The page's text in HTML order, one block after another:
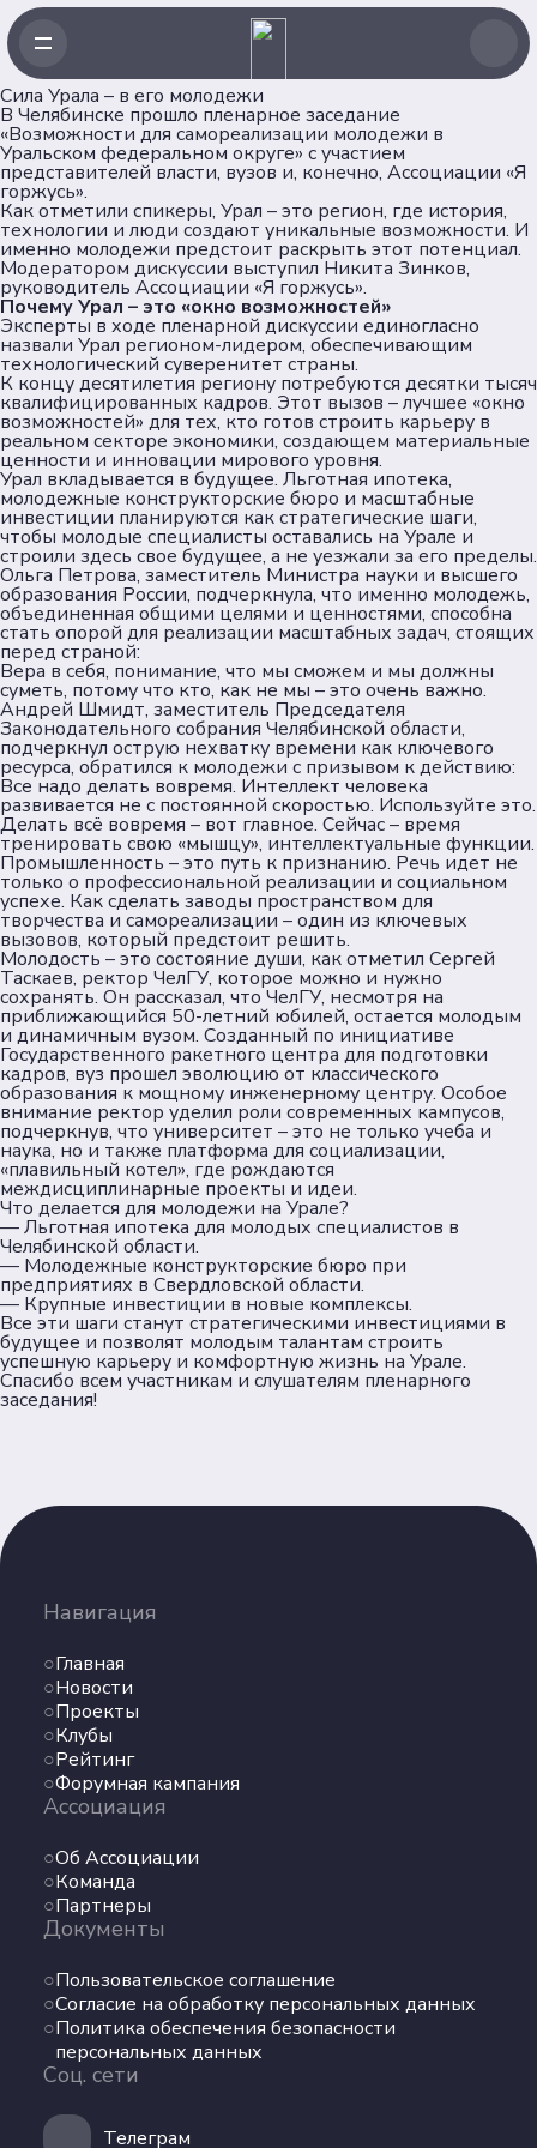
Сила Урала – в его молодежи
В Челябинске прошло пленарное заседание
«Возможности для самореализации молодежи в
Уральском федеральном округе» с участием
представителей власти, вузов и, конечно, Ассоциации «Я
горжусь».
Как отметили спикеры, Урал – это регион, где история,
технологии и люди создают уникальные возможности. И
именно молодежи предстоит раскрыть этот потенциал.
Модератором дискуссии выступил Никита Зинков,
руководитель Ассоциации «Я горжусь».
Почему Урал – это «окно возможностей»
Эксперты в ходе пленарной дискуссии единогласно
назвали Урал регионом-лидером, обеспечивающим
технологический суверенитет страны.
К концу десятилетия региону потребуются десятки тысяч
квалифицированных кадров. Этот вызов – лучшее «окно
возможностей» для тех, кто готов строить карьеру в
реальном секторе экономики, создающем материальные
ценности и инновации мирового уровня.
Урал вкладывается в будущее. Льготная ипотека,
молодежные конструкторские бюро и масштабные
инвестиции планируются как стратегические шаги,
чтобы молодые специалисты оставались на Урале и
строили здесь свое будущее, а не уезжали за его пределы.
Ольга Петрова, заместитель Министра науки и высшего
образования России, подчеркнула, что именно молодежь,
объединенная общими целями и ценностями, способна
стать опорой для реализации масштабных задач, стоящих
перед страной:
Вера в себя, понимание, что мы сможем и мы должны
суметь, потому что кто, как не мы – это очень важно.
Андрей Шмидт, заместитель Председателя
Законодательного собрания Челябинской области,
подчеркнул острую нехватку времени как ключевого
ресурса, обратился к молодежи с призывом к действию:
Все надо делать вовремя. Интеллект человека
развивается не с постоянной скоростью. Используйте это.
Делать всё вовремя – вот главное. Сейчас – время
тренировать свою «мышцу», интеллектуальные функции.
Промышленность – это путь к признанию. Речь идет не
только о профессиональной реализации и социальном
успехе. Как сделать заводы пространством для
творчества и самореализации – один из ключевых
вызовов, который предстоит решить.
Молодость – это состояние души, как отметил Сергей
Таскаев, ректор ЧелГУ, которое можно и нужно
сохранять. Он рассказал, что ЧелГУ, несмотря на
приближающийся 50-летний юбилей, остается молодым
и динамичным вузом. Созданный по инициативе
Государственного ракетного центра для подготовки
кадров, вуз прошел эволюцию от классического
образования к мощному инженерному центру. Особое
внимание ректор уделил роли современных кампусов,
подчеркнув, что университет – это не только учеба и
наука, но и также платформа для социализации,
«плавильный котел», где рождаются
междисциплинарные проекты и идеи.
Что делается для молодежи на Урале?
— Льготная ипотека для молодых специалистов в
Челябинской области.
— Молодежные конструкторские бюро при
предприятиях в Свердловской области.
— Крупные инвестиции в новые комплексы.
Все эти шаги станут стратегическими инвестициями в
будущее и позволят молодым талантам строить
успешную карьеру и комфортную жизнь на Урале.
Спасибо всем участникам и слушателям пленарного
заседания!
Навигация
Главная
Новости
Проекты
Клубы
Рейтинг
Форумная кампания
Ассоциация
Об Ассоциации
Команда
Партнеры
Документы
Пользовательское соглашение
Согласие на обработку персональных данных
Политика обеспечения безопасности
персональных данных
Соц. сети
Телеграм
Главная
Новости
Проекты
Клубы
Рейтинг
Форумная кампания
Об Ассоциации
Команда
Партнеры
Пользовательское соглашение
Согласие на обработку персональных данных
Политика обеспечения безопасности
персональных данных
сети
Телеграм
ВКонтакте
Max